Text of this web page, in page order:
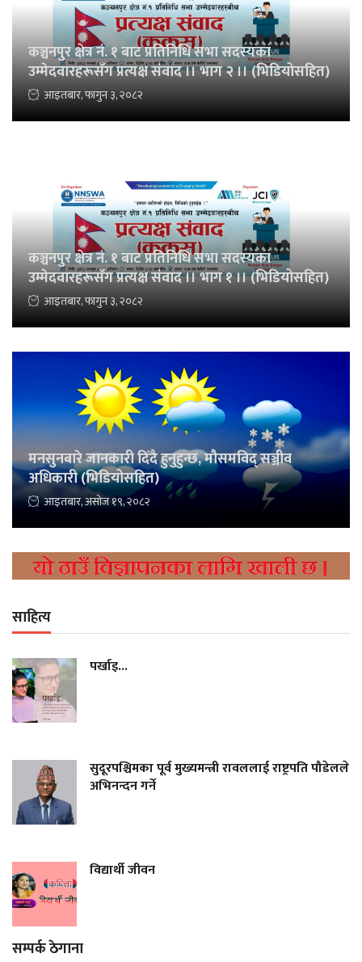
कञ्चनपुर क्षेत्र नं. १ बाट प्रतिनिधि सभा सदस्यका
उम्मेदवारहरूसँग प्रत्यक्ष संवाद ।। भाग २ ।। (भिडियोसहित)
आइतबार, फागुन ३, २०८२
कञ्चनपुर क्षेत्र नं. १ बाट प्रतिनिधि सभा सदस्यका
उम्मेदवारहरूसँग प्रत्यक्ष संवाद ।। भाग १ ।। (भिडियोसहित)
आइतबार, फागुन ३, २०८२
मनसुनबारे जानकारी दिँदै हुनुहुन्छ, मौसमविद् सञ्जीव
अधिकारी (भिडियोसहित)
आइतबार, असोज १९, २०८२
साहित्य
पर्खाइ...
सुदूरपश्चिमका पूर्व मुख्यमन्त्री रावललाई राष्ट्रपति पौडेलले
अभिनन्दन गर्ने
विद्यार्थी जीवन
सम्पर्क ठेगाना